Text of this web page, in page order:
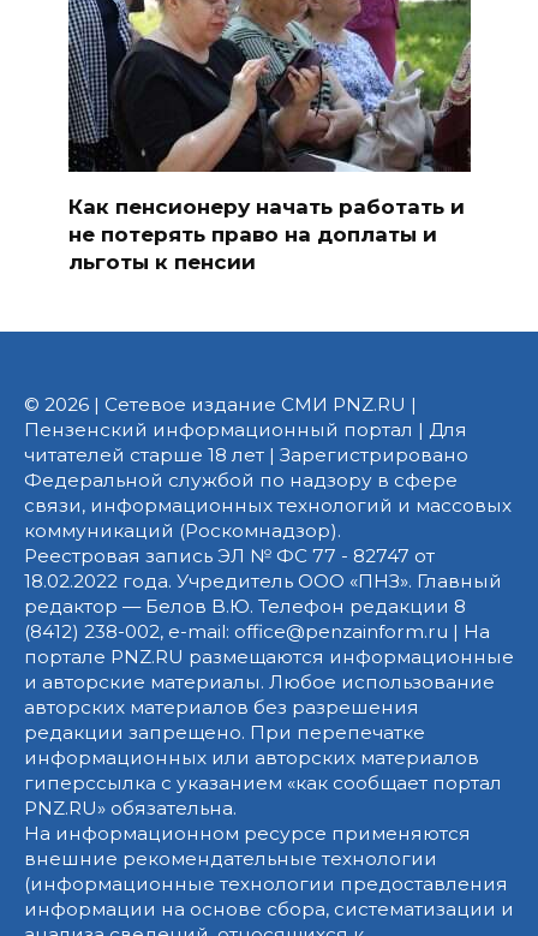
Как пенсионеру начать работать и
не потерять право на доплаты и
льготы к пенсии
© 2026 | Сетевое издание СМИ PNZ.RU |
Пензенский информационный портал | Для
читателей старше 18 лет | Зарегистрировано
Федеральной службой по надзору в сфере
связи, информационных технологий и массовых
коммуникаций (Роскомнадзор).
Реестровая запись ЭЛ № ФС 77 - 82747 от
18.02.2022 года. Учредитель ООО «ПНЗ». Главный
редактор — Белов В.Ю. Телефон редакции 8
(8412) 238-002, e-mail: office@penzainform.ru | На
портале PNZ.RU размещаются информационные
и авторские материалы. Любое использование
авторских материалов без разрешения
редакции запрещено. При перепечатке
информационных или авторских материалов
гиперссылка с указанием «как сообщает портал
PNZ.RU» обязательна.
На информационном ресурсе применяются
внешние рекомендательные технологии
(информационные технологии предоставления
информации на основе сбора, систематизации и